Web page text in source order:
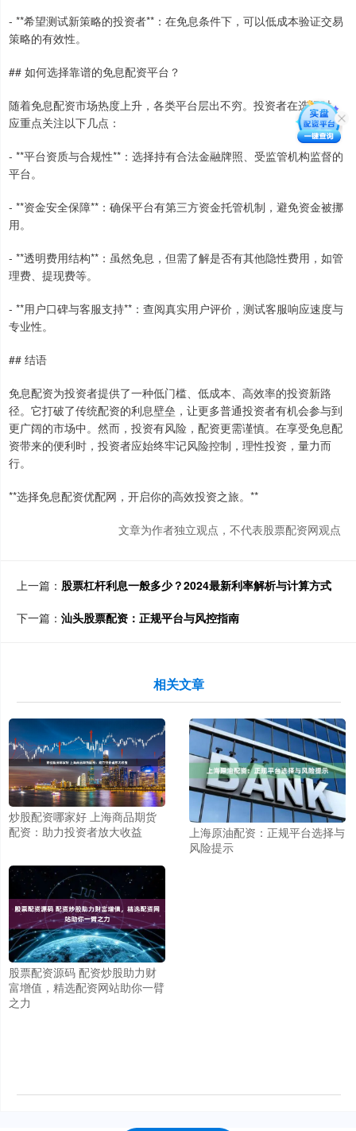
- **希望测试新策略的投资者**：在免息条件下，可以低成本验证交易
策略的有效性。
## 如何选择靠谱的免息配资平台？
随着免息配资市场热度上升，各类平台层出不穷。投资者在选择时，
应重点关注以下几点：
- **平台资质与合规性**：选择持有合法金融牌照、受监管机构监督的
平台。
- **资金安全保障**：确保平台有第三方资金托管机制，避免资金被挪
用。
- **透明费用结构**：虽然免息，但需了解是否有其他隐性费用，如管
理费、提现费等。
- **用户口碑与客服支持**：查阅真实用户评价，测试客服响应速度与
专业性。
## 结语
免息配资为投资者提供了一种低门槛、低成本、高效率的投资新路
径。它打破了传统配资的利息壁垒，让更多普通投资者有机会参与到
更广阔的市场中。然而，投资有风险，配资更需谨慎。在享受免息配
资带来的便利时，投资者应始终牢记风险控制，理性投资，量力而
行。
**选择免息配资优配网，开启你的高效投资之旅。**
文章为作者独立观点，不代表股票配资网观点
上一篇： 股票杠杆利息一般多少？2024最新利率解析与计算方式
下一篇： 汕头股票配资：正规平台与风控指南
相关文章
炒股配资哪家好 上海商品期货
配资：助力投资者放大收益
上海原油配资：正规平台选择与
风险提示
股票配资源码 配资炒股助力财
富增值，精选配资网站助你一臂
之力